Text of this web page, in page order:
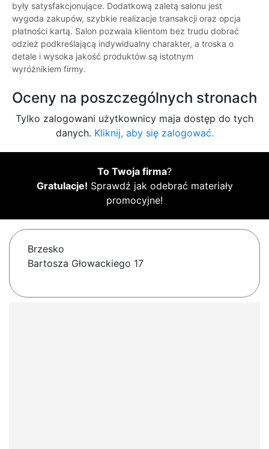
były satysfakcjonujące. Dodatkową zaletą salonu jest
wygoda zakupów, szybkie realizacje transakcji oraz opcja
płatności kartą. Salon pozwala klientom bez trudu dobrać
odzież podkreślającą indywidualny charakter, a troska o
detale i wysoka jakość produktów są istotnym
wyróżnikiem firmy.
Oceny na poszczególnych stronach
Tylko zalogowani użytkownicy maja dostęp do tych
danych. Kliknij, aby się zalogować.
To Twoja firma?
Gratulacje! Sprawdź jak odebrać materiały
promocyjne!
Brzesko
Bartosza Głowackiego 17